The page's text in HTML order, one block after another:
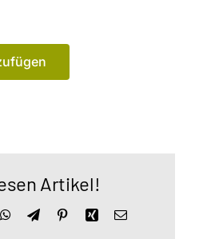
Artikel!
WhatsApp
TelegramPinterestXingE-